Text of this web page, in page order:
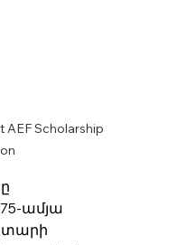
AEF Scholarship
ամյա
տարի